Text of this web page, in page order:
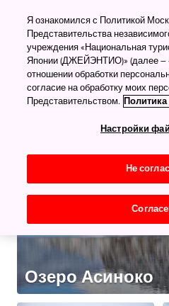
Что посмотреть
Всё самое
Озеро Асиноко
Я ознакомился с Политикой
Представительства
учреждения «Национальная
Японии (ДЖЕЙЭНТИО)» (далее –
отношении обработки
согласие на обработку моих
Представительством.
Настройки
Не